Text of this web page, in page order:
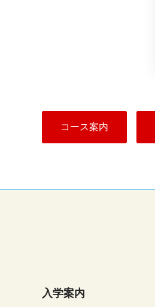
コース案内
入学案内